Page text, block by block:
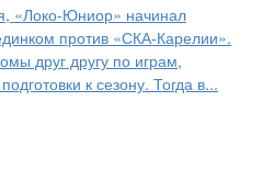
«Локо-Юниор» начинал
против «СКА-Карелии».
друг другу по играм,
к сезону. Тогда в...